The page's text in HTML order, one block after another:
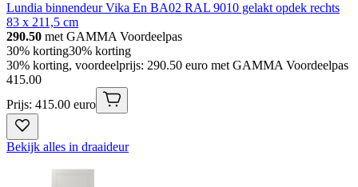
Lundia binnendeur Vika En BA02 RAL 9010 gelakt opdek rechts
83 x 211,5 cm
290.50 met GAMMA Voordeelpas
30% korting30% korting
30% korting, voordeelprijs: 290.50 euro met GAMMA Voordeelpas
415.00
Prijs: 415.00 euro
Bekijk alles in draaideur